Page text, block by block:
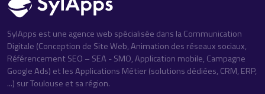
SylApps est une agence web spécialisée dans la Communication
Digitale (Conception de Site Web, Animation des réseaux sociaux,
Référencement SEO – SEA - SMO, Application mobile, Campagne
Google Ads) et les Applications Métier (solutions dédiées, CRM, ERP,
...) sur Toulouse et sa région.